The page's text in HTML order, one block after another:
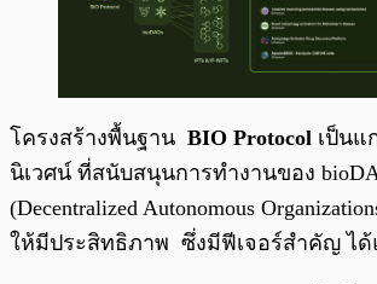
โครงสร้างพื้นฐาน BIO Protocol เป็นแ
นิเวศน์ ที่สนับสนุนการทำงานของ
(Decentralized Autonomous
ให้มีประสิทธิภาพ ซึ่งมีฟีเจอร์สำคัญ ได้